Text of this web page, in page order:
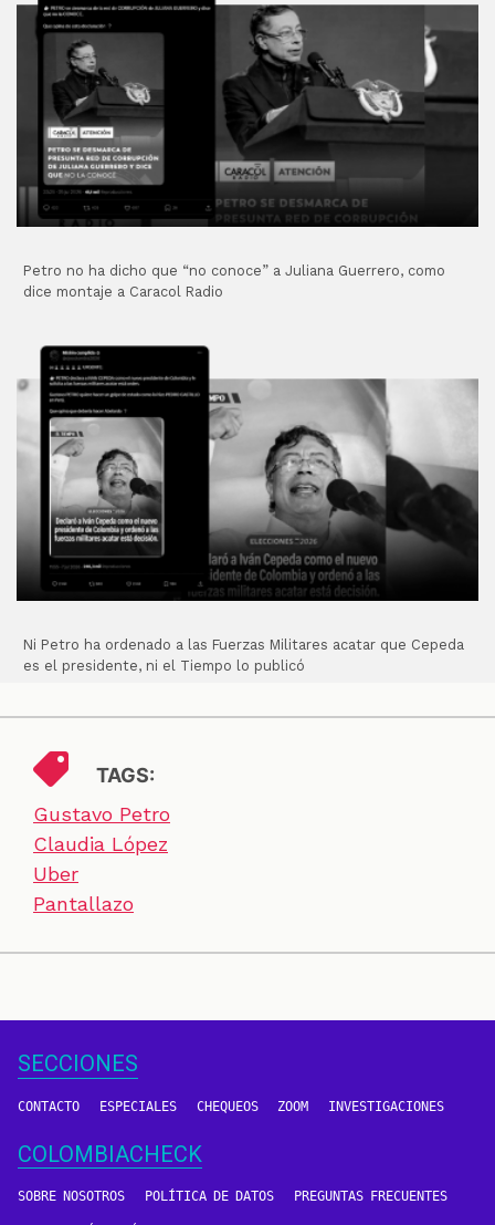
Petro no ha dicho que “no conoce” a Juliana Guerrero, como
dice montaje a Caracol Radio
Ni Petro ha ordenado a las Fuerzas Militares acatar que Cepeda
es el presidente, ni el Tiempo lo publicó
TAGS:
Gustavo Petro
Claudia López
Uber
Pantallazo
SECCIONES
CONTACTO ESPECIALES CHEQUEOS ZOOM INVESTIGACIONES
COLOMBIACHECK
SOBRE NOSOTROS POLÍTICA DE DATOS PREGUNTAS FRECUENTES